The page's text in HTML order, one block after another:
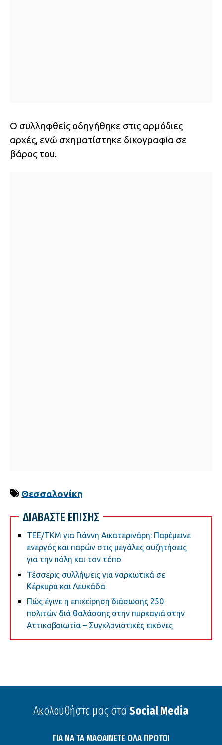
Ο συλληφθείς οδηγήθηκε στις αρμόδιες
αρχές, ενώ σχηματίστηκε δικογραφία σε
βάρος του.
Θεσσαλονίκη
ΔΙΑΒΑΣΤΕ ΕΠΙΣΗΣ
ΤΕΕ/ΤΚΜ για Γιάννη Αικατερινάρη: Παρέμεινε
ενεργός και παρών στις μεγάλες συζητήσεις
για την πόλη και τον τόπο
Τέσσερις συλλήψεις για ναρκωτικά σε
Κέρκυρα και Λευκάδα
Πώς έγινε η επιχείρηση διάσωσης 250
πολιτών διά θαλάσσης στην πυρκαγιά στην
Αττικοβοιωτία – Συγκλονιστικές εικόνες
Ακολουθήστε μας στα Social Media
ΓΙΑ ΝΑ ΤΑ ΜΑΘΑΙΝΕΤΕ ΟΛΑ ΠΡΩΤΟΙ